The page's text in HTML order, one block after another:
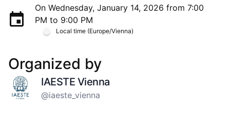
On Wednesday, January 14, 2026 from 7:00
PM to 9:00 PM
Local time (Europe/Vienna)
Organized by
IAESTE Vienna
@iaeste_vienna